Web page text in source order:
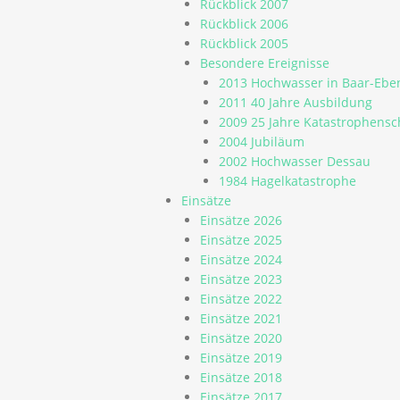
Rückblick 2007
Rückblick 2006
Rückblick 2005
Besondere Ereignisse
2013 Hochwasser in Baar-
2011 40 Jahre Ausbildung
2009 25 Jahre
2004 Jubiläum
2002 Hochwasser Dessau
1984 Hagelkatastrophe
Einsätze
Einsätze 2026
Einsätze 2025
Einsätze 2024
Einsätze 2023
Einsätze 2022
Einsätze 2021
Einsätze 2020
Einsätze 2019
Einsätze 2018